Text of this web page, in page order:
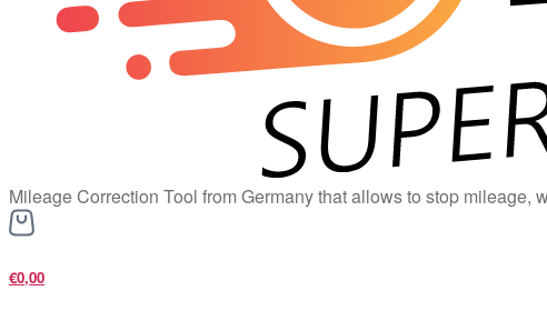
Mileage Correction Tool from Germany that allows to stop mileage,
€0,00